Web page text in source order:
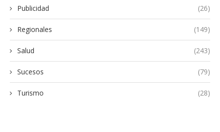
Publicidad (26)
Regionales (149)
Salud (243)
Sucesos (79)
Turismo (28)